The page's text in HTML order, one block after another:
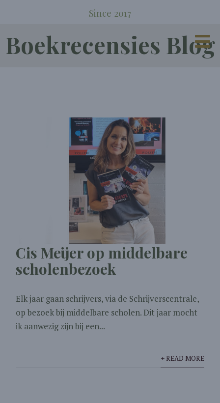
Since 2017
Boekrecensies Blog
Cis Meijer op middelbare
scholenbezoek
Elk jaar gaan schrijvers, via de Schrijverscentrale,
op bezoek bij middelbare scholen. Dit jaar mocht
ik aanwezig zijn bij een...
+ READ MORE